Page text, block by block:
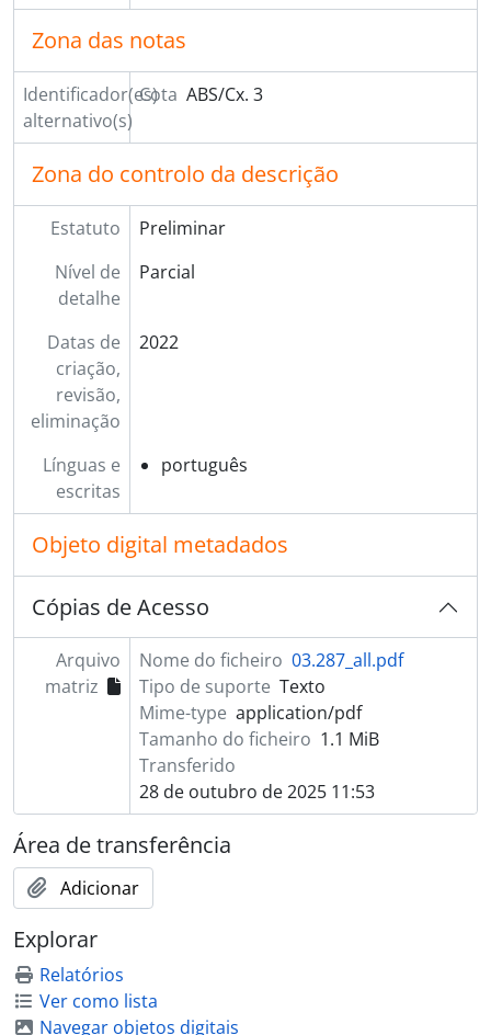
Zona das notas
Identificador(es)
alternativo(s)
Cota ABS/Cx. 3
Zona do controlo da descrição
Estatuto
Preliminar
Nível de
detalhe
Parcial
Datas de
criação,
revisão,
eliminação
2022
Línguas e
escritas
português
Objeto digital metadados
Cópias de Acesso
Arquivo
matriz
Nome do ficheiro 03.287_all.pdf
Tipo de suporte Texto
Mime-type application/pdf
Tamanho do ficheiro 1.1 MiB
Transferido
28 de outubro de 2025 11:53
Área de transferência
Adicionar
Explorar
Relatórios
Ver como lista
Navegar objetos digitais